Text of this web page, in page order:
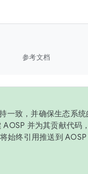
参考文档
一致，并确保生态系
AOSP 并为其贡献代码
始终引用推送到